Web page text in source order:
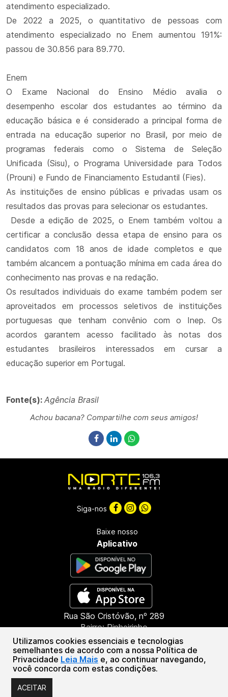
atendimento especializado.
De 2022 a 2025, o quantitativo de pessoas com
atendimento especializado no Enem aumentou 191%:
passou de 30.856 para 89.770.
Enem
O Exame Nacional do Ensino Médio avalia o
desempenho escolar dos estudantes ao término da
educação básica e é considerado a principal forma de
entrada na educação superior no Brasil, por meio de
programas federais como o Sistema de Seleção
Unificada (Sisu), o Programa Universidade para Todos
(Prouni) e Fundo de Financiamento Estudantil (Fies).
As instituições de ensino públicas e privadas usam os
resultados das provas para selecionar os estudantes.
Desde a edição de 2025, o Enem também voltou a
certificar a conclusão dessa etapa de ensino para os
candidatos com 18 anos de idade completos e que
também alcancem a pontuação mínima em cada área do
conhecimento nas provas e na redação.
Os resultados individuais do exame também podem ser
aproveitados em processos seletivos de instituições
portuguesas que tenham convênio com o Inep. Os
acordos garantem acesso facilitado às notas dos
estudantes brasileiros interessados em cursar a
educação superior em Portugal.
Fonte(s): Agência Brasil
Achou bacana? Compartilhe com seus amigos!
Utilizamos cookies essenciais e tecnologias
semelhantes de acordo com a nossa Política de
Privacidade Leia Mais e, ao continuar navegando,
você concorda com estas condições.
ACEITAR
Rua São Cristóvão, nº 289
Bairro: Pinheirinho
CEP: 85603-660
Francisco Beltrão - PR
(46) 3151-1388
Siga-nos
Baixe nosso
Aplicativo
Associação de Radiofusão Marrecas | CNPJ: 46.294.601/0001-55